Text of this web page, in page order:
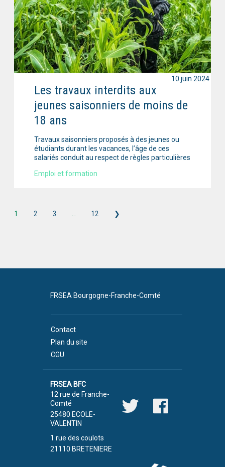
Les travaux interdits aux
jeunes saisonniers de moins de
18 ans
Travaux saisonniers proposés à des jeunes ou
étudiants durant les vacances, l’âge de ces
salariés conduit au respect de règles particulières
Emploi et formation
10 juin 2024
1 2 3 12 ❯
FRSEA Bourgogne-Franche-Comté
Contact
Plan du site
CGU
FRSEA BFC
12 rue de Franche-
Comté
25480 ECOLE-
VALENTIN
1 rue des coulots
21110 BRETENIERE